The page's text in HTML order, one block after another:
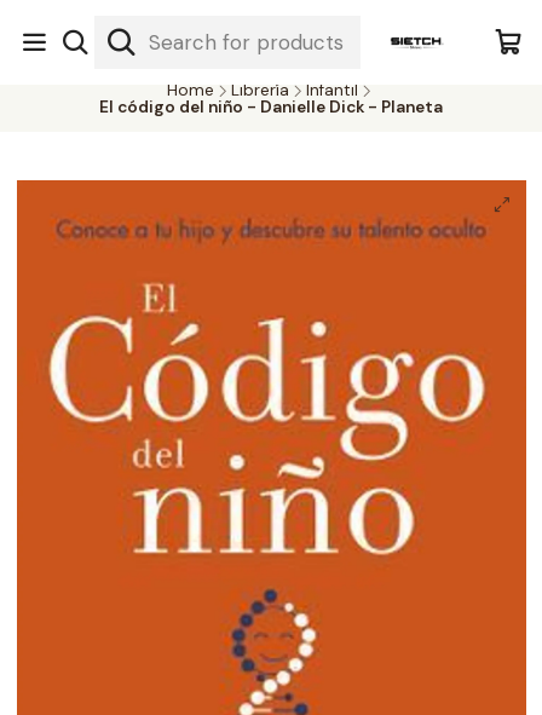
Nuestra librería - Serrano 317 local 3 - Limache.
#SomospartedelSietch
Home Librería
Infantil
El código del niño - Danielle Dick - Planeta